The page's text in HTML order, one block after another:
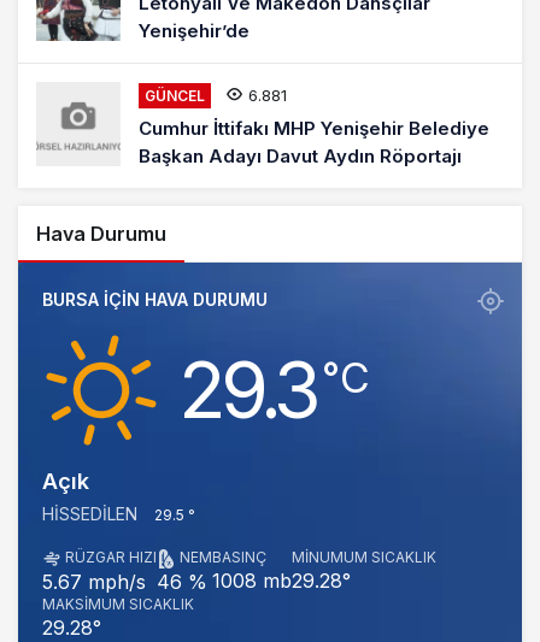
Yenişehir’de
GÜNCEL 6.881
Cumhur İttifakı MHP Yenişehir Belediye
Başkan Adayı Davut Aydın Röportajı
Hava Durumu
BURSA IÇIN HAVA DURUMU
29.3‎°C
Açık
HISSEDILEN 29.5 °
RÜZGAR HIZI
5.67 mph/s
NEM
46 %
BASINÇ
1008 mb
MINUMUM SICAKLIK
29.28°
MAKSIMUM SICAKLIK
29.28°